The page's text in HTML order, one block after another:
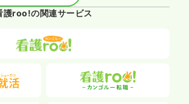
護roo!の関連サービス